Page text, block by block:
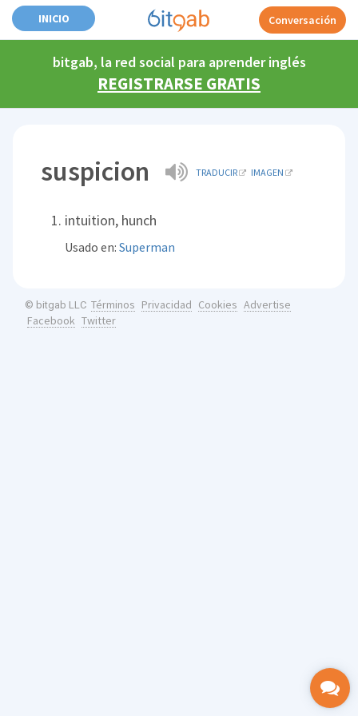
INICIO Conversación
bitgab, la red social para aprender inglés
REGISTRARSE GRATIS
suspicion TRADUCIR IMAGEN
intuition, hunch
Usado en:Superman
© bitgab LLC Términos Privacidad Cookies Advertise
Facebook Twitter